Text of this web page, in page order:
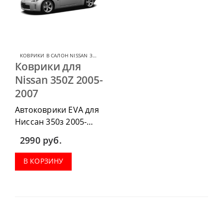
КОВРИКИ В САЛОН NISSAN 350Z
Коврики для
Nissan 350Z 2005-
2007
Автоковрики EVA для
Ниссан 350з 2005-
2007 можно
приобрести в
комплектации:
водительский коврик,
2990 руб.
В КОРЗИНУ